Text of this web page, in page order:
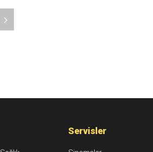
Servisler